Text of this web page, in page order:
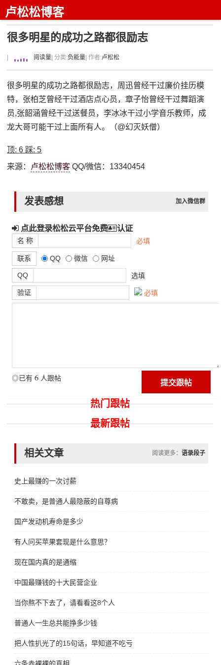
卢松松博客
很多明星的成功之路都很励志
阅读量 | 分类:负能量 | 作者:卢松松
很多明星的成功之路都很励志，周迅曾经干过廉价挂历模
特，张柏芝曾经干过酒店点心员，章子怡曾经干过舞蹈演
员,张韶涵曾经干过送餐员，李冰冰干过小学音乐教师，成
龙大哥可能干过上面所有人。（@幻灭妖僧）
顶:6 踩:5
来源： 卢松松博客 QQ/微信：13340454
发表感想 加入微信群
点此登录松松云平台免费 认证
名 称 必填
联系 QQ 微信 网址
QQ 选填
验证 必填
◎已有 6 人跟帖
热门跟帖
最新跟帖
相关文章 阅读更多： 语录段子
史上最赚的一次讨薪
不敢卖，是普通人最隐蔽的自尊病
国产发动机寿命是多少
有人问买苹果套现是什么意思？
现在国内真的是通缩
中国最赚钱的十大民营企业
当你熬不下去了，请看看这8个人
普通人一生总共能挣多少钱
把人性扒光了的15句话，早知道不吃亏